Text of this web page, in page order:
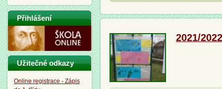
2021/
Přihlášení
Užitečné odkazy
Online registrace - Zápis